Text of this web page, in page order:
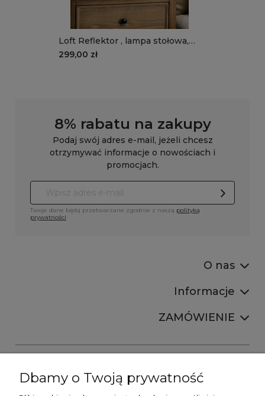
Loft Reflektor , lampa stołowa,
biurkowa
299,00 zł
8% rabatu na zakupy
Podaj swój adres e-mail, jeżeli chcesz
otrzymywać informacje o nowościach i
promocjach.
Twoje dane będą przetwarzane zgodnie z naszą polityką
prywatności
O nas
Informacje
ZAMÓWIENIE
Dbamy o Twoją prywatność